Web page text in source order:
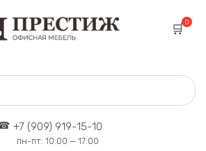
0
+7 (909) 919-15-10
пн-пт: 10:00 — 17:00